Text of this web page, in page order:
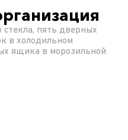
стекла, пять дверных
в холодильном
ящика в морозильной